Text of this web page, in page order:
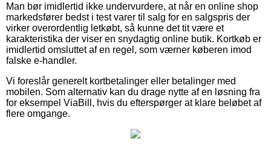
Man bør imidlertid ikke undervurdere, at når en online shop
markedsfører bedst i test varer til salg for en salgspris der
virker overordentlig letkøbt, så kunne det tit være et
karakteristika der viser en snydagtig online butik. Kortkøb er
imidlertid omsluttet af en regel, som værner køberen imod
falske e-handler.
Vi foreslår generelt kortbetalinger eller betalinger med
mobilen. Som alternativ kan du drage nytte af en løsning fra
for eksempel ViaBill, hvis du efterspørger at klare beløbet af
flere omgange.